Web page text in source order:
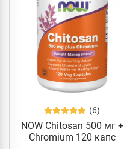
(6)
NOW Chitosan 500 мг +
Сhromium 120 капс